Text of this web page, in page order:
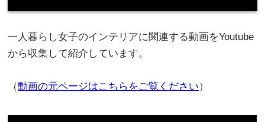
一人暮らし女子のインテリアに関連する動画をYoutube
から収集して紹介しています。
（動画の元ページはこちらをご覧ください）